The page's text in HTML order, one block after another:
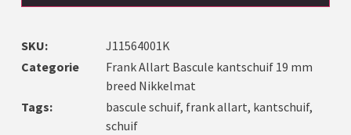
SKU:
J11564001K
Categorie
Frank Allart Bascule kantschuif 19 mm
breed Nikkelmat
Tags:
bascule schuif, frank allart, kantschuif,
schuif